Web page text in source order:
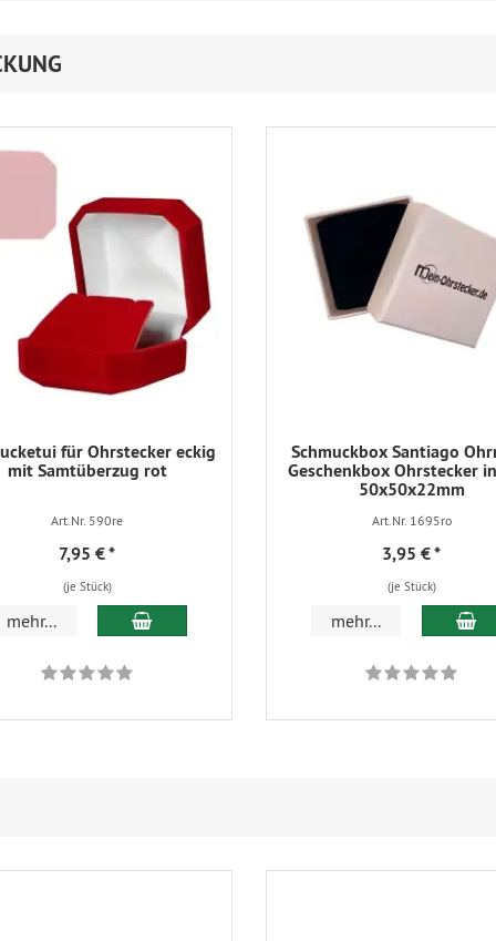
für Ohrstecker eckig
mit Samtüberzug rot
Art.Nr. 590re
7,95 €*
(je Stück)
mehr... In den Warenkorb
Schmuckbox Santiago
Geschenkbox Ohrstecker
50x50x22mm
Art.Nr. 1695ro
3,95 €*
(je Stück)
mehr... In